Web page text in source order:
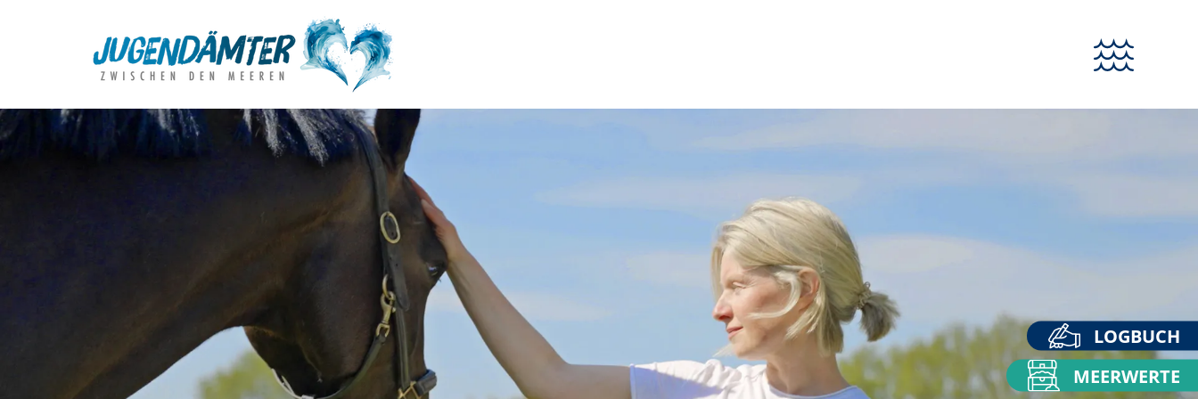
LOGBUCH
MEERWERTE